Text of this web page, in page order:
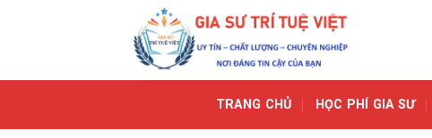
TRANG CHỦ HỌC PHÍ GIA SƯ